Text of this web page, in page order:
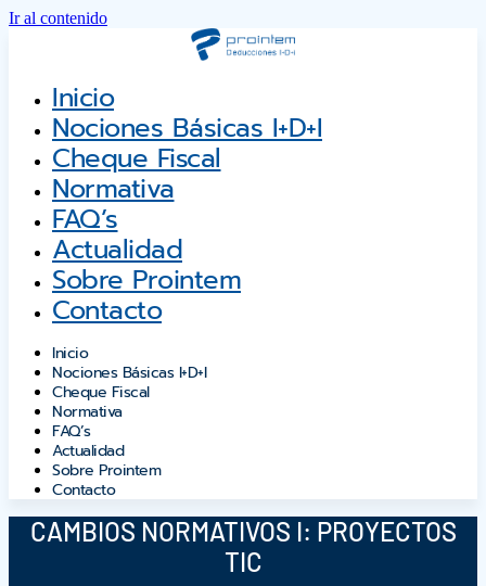
Ir al contenido
Inicio
Nociones Básicas I+D+i
Cheque Fiscal
Normativa
FAQ’s
Actualidad
Sobre Prointem
Contacto
Inicio
Nociones Básicas I+D+i
Cheque Fiscal
Normativa
FAQ’s
Actualidad
Sobre Prointem
Contacto
CAMBIOS NORMATIVOS I: PROYECTOS
TIC